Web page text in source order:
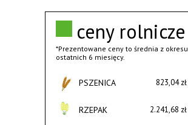
ceny rolnicze
*Prezentowane ceny to średnia z okresu
ostatnich 6 miesięcy.
PSZENICA 823,04 zł
RZEPAK 2.241,68 zł